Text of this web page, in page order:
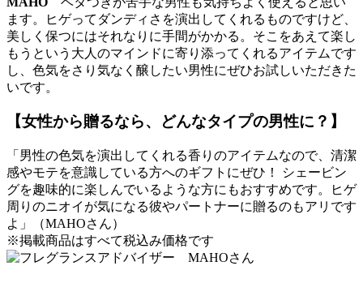
ます。ヒゲってダンディさを演出してくれるものですけど、
美しく保つにはそれなりに手間がかかる。そこをあえて楽し
もうという大人のマインドに寄り添ってくれるアイテムです
し、色気をさり気なく醸したい男性にぜひお試しいただきた
いです。
【女性から贈るなら、どんなタイプの男性に？】
「男性の色気を演出してくれる香りのアイテムなので、清潔
感やモテを意識している方へのギフトにぜひ！ シェービン
グを趣味的に楽しんでいるような方にもおすすめです。ヒゲ
周りのニオイが気になる彼やパートナーに贈るのもアリです
よ」（MAHOさん）
※掲載商品はすべて税込み価格です